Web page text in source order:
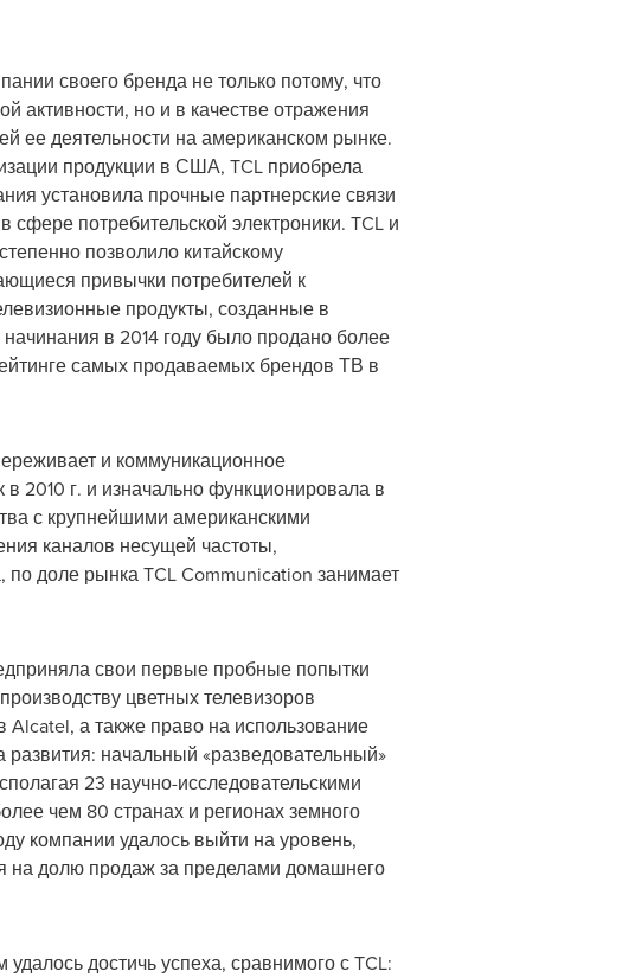
своего бренда не только потому, что
активности, но и в качестве отражения
ее деятельности на американском рынке.
продукции в США, TCL приобрела
установила прочные партнерские связи
потребительской электроники. TCL и
позволило китайскому
привычки потребителей к
продукты, созданные в
в 2014 году было продано более
самых продаваемых брендов ТВ в
и коммуникационное
2010 г. и изначально функционировала в
с крупнейшими американскими
каналов несущей частоты,
по доле рынка TCL Communication занимает
свои первые пробные попытки
цветных телевизоров
а также право на использование
начальный «разведовательный»
23 научно-исследовательскими
чем 80 странах и регионах земного
компании удалось выйти на уровень,
на долю продаж за пределами домашнего
достичь успеха, сравнимого с TCL: